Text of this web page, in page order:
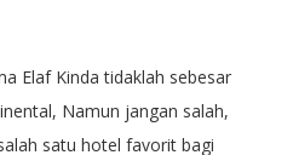
Elaf Kinda tidaklah sebesar
Namun jangan salah,
satu hotel favorit bagi